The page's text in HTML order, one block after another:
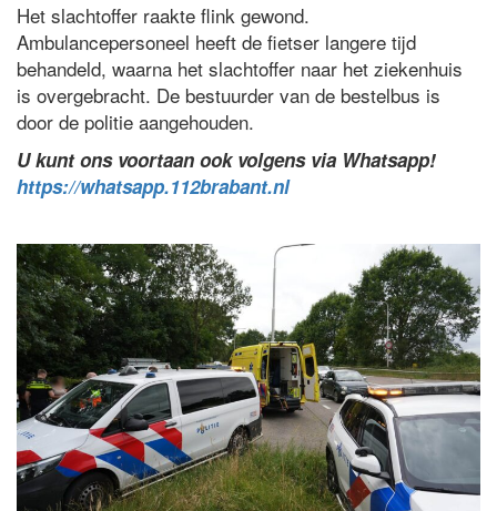
Het slachtoffer raakte flink gewond.
Ambulancepersoneel heeft de fietser langere tijd
behandeld, waarna het slachtoffer naar het ziekenhuis
is overgebracht. De bestuurder van de bestelbus is
door de politie aangehouden.
U kunt ons voortaan ook volgens via Whatsapp!
https://whatsapp.112brabant.nl